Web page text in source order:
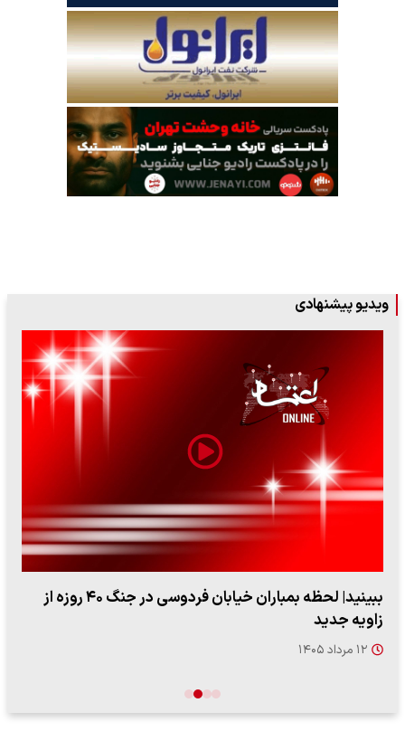
ویدیو پیشنهادی
ببینید| لحظه بمباران خیابان فردوسی در جنگ ۴۰ روزه از
زاویه جدید
۱۲ مرداد ۱۴۰۵